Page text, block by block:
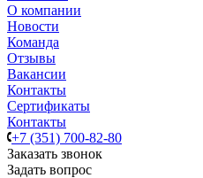
О компании
Новости
Команда
Отзывы
Вакансии
Контакты
Сертификаты
Контакты
+7 (351) 700-82-80
Заказать звонок
Задать вопрос